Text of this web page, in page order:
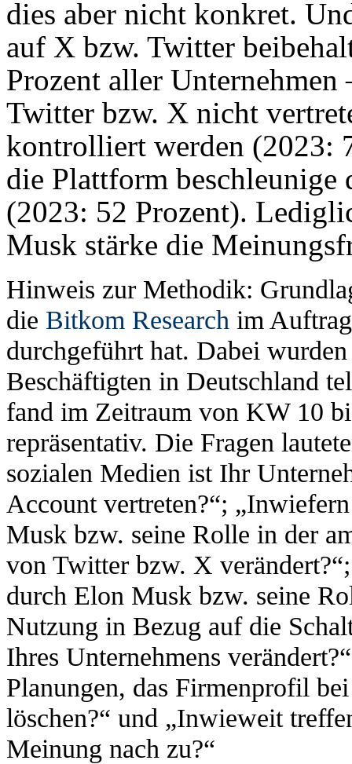
dies aber nicht konkret.
auf X bzw. Twitter
Prozent aller Unternehmen
Twitter bzw. X nicht
kontrolliert werden (2023:
die Plattform beschleunige
(2023: 52 Prozent).
Musk stärke die
Hinweis zur Methodik:
die Bitkom Research im
durchgeführt hat. Dabei
Beschäftigten in Deutschland
fand im Zeitraum von KW 10
repräsentativ. Die Fragen
sozialen Medien ist Ihr
Account vertreten?“;
Musk bzw. seine Rolle in der
von Twitter bzw. X
durch Elon Musk bzw. seine
Nutzung in Bezug auf die
Ihres Unternehmens
Planungen, das Firmenprofil
löschen?“ und „Inwieweit
Meinung nach zu?“